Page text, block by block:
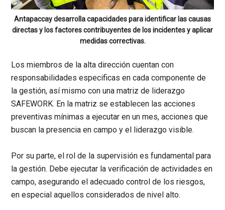
Antapaccay desarrolla capacidades para identificar las causas
directas y los factores contribuyentes de los incidentes y aplicar
medidas correctivas.
Los miembros de la alta dirección cuentan con
responsabilidades especificas en cada componente de
la gestión, así mismo con una matriz de liderazgo
SAFEWORK. En la matriz se establecen las acciones
preventivas mínimas a ejecutar en un mes, acciones que
buscan la presencia en campo y el liderazgo visible.
Por su parte, el rol de la supervisión es fundamental para
la gestión. Debe ejecutar la verificación de actividades en
campo, asegurando el adecuado control de los riesgos,
en especial aquellos considerados de nivel alto.